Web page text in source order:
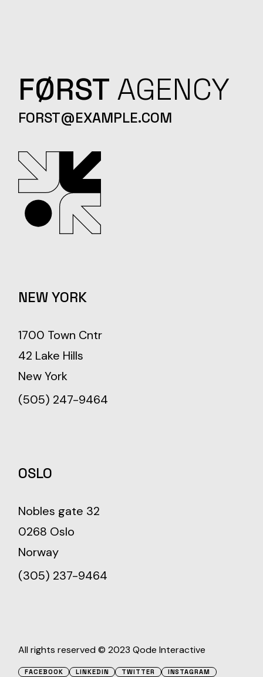
FØRST AGENCY
FORST@EXAMPLE.COM
NEW YORK
1700 Town Cntr
42 Lake Hills
New York
(505) 247-9464
OSLO
Nobles gate 32
0268 Oslo
Norway
(305) 237-9464
All rights reserved © 2023Qode Interactive
FACEBOOK LINKEDIN TWITTER INSTAGRAM